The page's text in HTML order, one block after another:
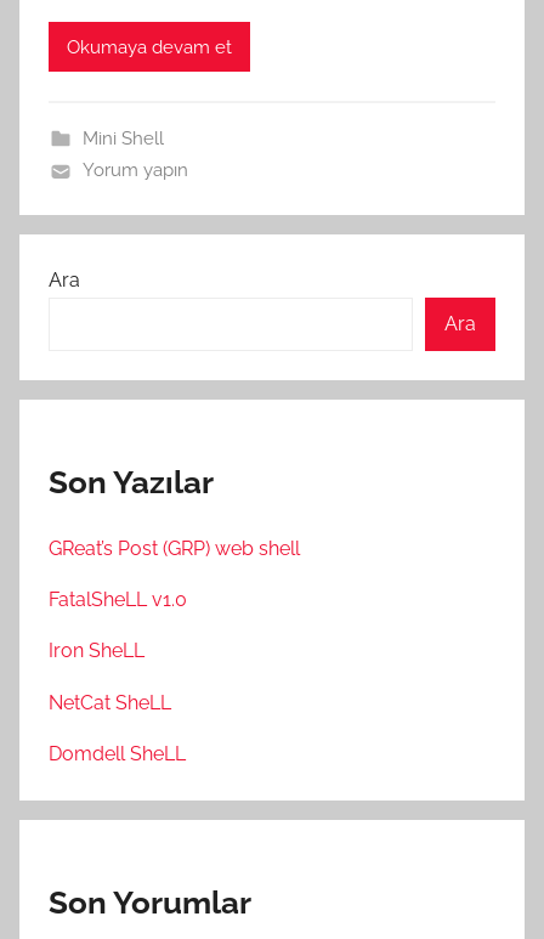
Okumaya devam et
Mini Shell
Yorum yapın
Ara
Ara
Son Yazılar
GReat’s Post (GRP) web shell
FatalSheLL v1.0
Iron SheLL
NetCat SheLL
Domdell SheLL
Son Yorumlar